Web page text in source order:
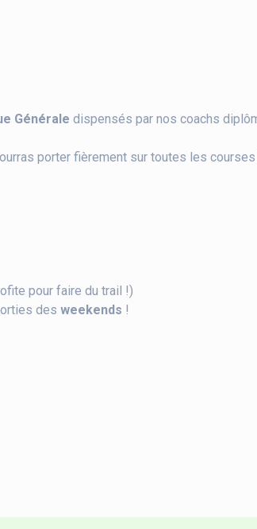
Générale dispensés par nos coachs
porter fièrement sur toutes les courses
pour faire du trail !)
desweekends !